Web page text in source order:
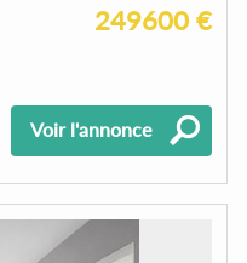
249600 €
Voir l'annonce